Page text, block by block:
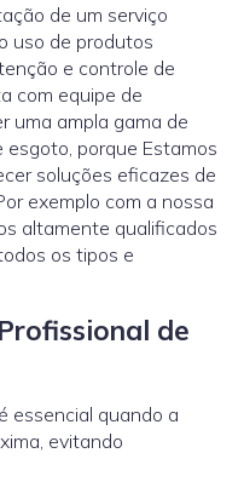
de um serviço
uso de produtos
e controle de
com equipe de
uma ampla gama de
esgoto, porque Estamos
soluções eficazes de
exemplo com a nossa
altamente qualificados
os tipos e
de
essencial quando a
evitando